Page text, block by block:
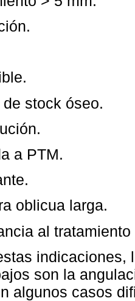
stock óseo.
a PTM.
oblicua larga.
al
indicaciones,
son la
algunos casos